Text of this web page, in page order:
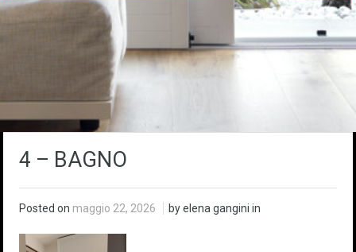
4 – BAGNO
Posted on maggio 22, 2026 by elena gangini in